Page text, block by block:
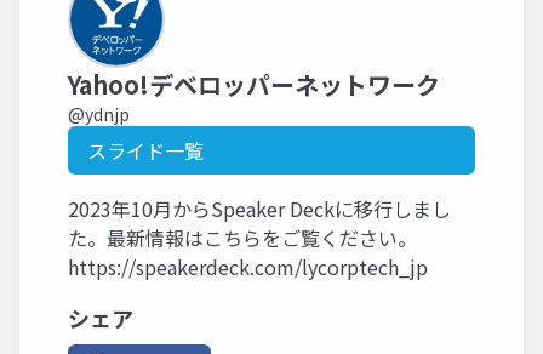
Yahoo!デベロッパーネットワーク
@ydnjp
スライド一覧
2023年10月からSpeaker Deckに移行しまし
た。最新情報はこちらをご覧ください。
https://speakerdeck.com/lycorptech_jp
シェア